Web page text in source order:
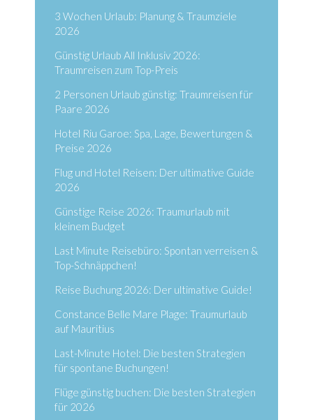
3 Wochen Urlaub: Planung & Traumziele
2026
Günstig Urlaub All Inklusiv 2026:
Traumreisen zum Top-Preis
2 Personen Urlaub günstig: Traumreisen für
Paare 2026
Hotel Riu Garoe: Spa, Lage, Bewertungen &
Preise 2026
Flug und Hotel Reisen: Der ultimative Guide
2026
Günstige Reise 2026: Traumurlaub mit
kleinem Budget
Last Minute Reisebüro: Spontan verreisen &
Top-Schnäppchen!
Reise Buchung 2026: Der ultimative Guide!
Constance Belle Mare Plage: Traumurlaub
auf Mauritius
Last-Minute Hotel: Die besten Strategien
für spontane Buchungen!
Flüge günstig buchen: Die besten Strategien
für 2026